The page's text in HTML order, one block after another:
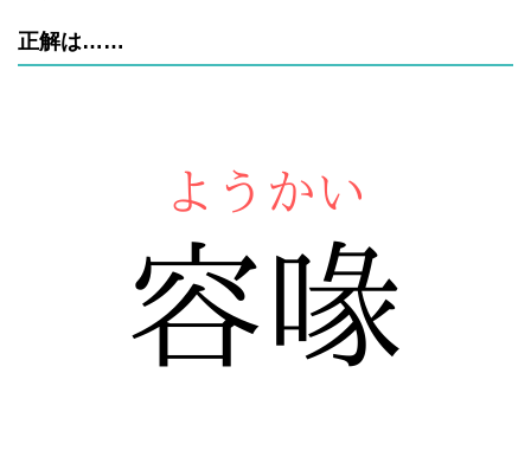
正解は……